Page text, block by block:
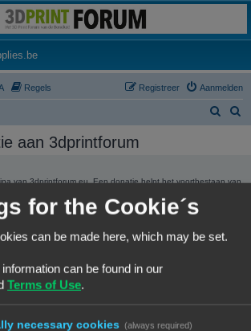
na de sluiting van 3dprintforum.nl
(Opens a new tab)
Regels Aanmelden
Registreer
aan 3dprintforum
van 3dprintforum.eu. Een donatie helpt het voortbestaan van
for the Cookie´s
can be made here, which may be set.
can be found in our
Terms of Use.
necessary cookies (always required)